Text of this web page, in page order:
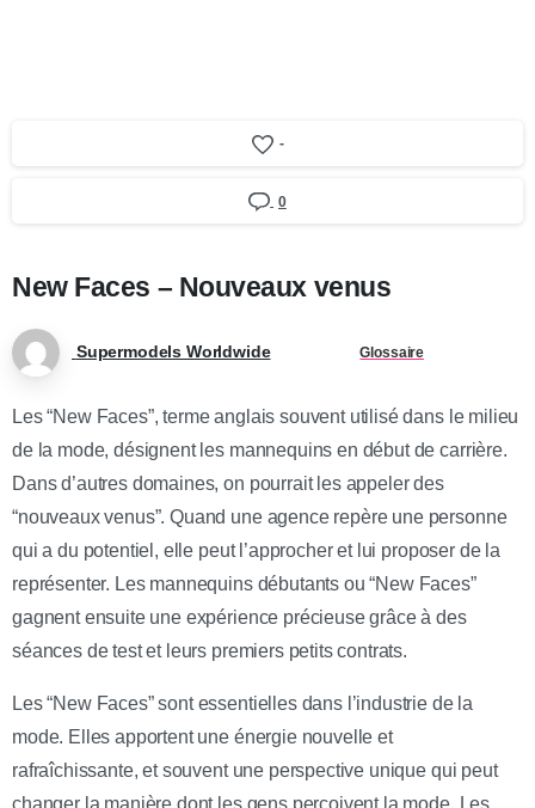
-
0
New Faces – Nouveaux venus
Supermodels Worldwide Glossaire
Les “New Faces”, terme anglais souvent utilisé dans le milieu
de la mode, désignent les mannequins en début de carrière.
Dans d’autres domaines, on pourrait les appeler des
“nouveaux venus”. Quand une agence repère une personne
qui a du potentiel, elle peut l’approcher et lui proposer de la
représenter. Les mannequins débutants ou “New Faces”
gagnent ensuite une expérience précieuse grâce à des
séances de test et leurs premiers petits contrats.
Les “New Faces” sont essentielles dans l’industrie de la
mode. Elles apportent une énergie nouvelle et
rafraîchissante, et souvent une perspective unique qui peut
changer la manière dont les gens perçoivent la mode. Les